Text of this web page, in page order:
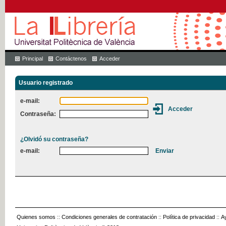
Principal Contáctenos Acceder
Usuario registrado
e-mail:
Contraseña:
¿Olvidó su contraseña?
e-mail:
Quienes somos :: Condiciones generales de contratación :: Política de privacidad ::